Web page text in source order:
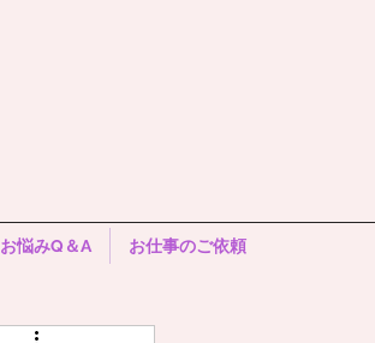
お悩みQ＆A お仕事のご依頼